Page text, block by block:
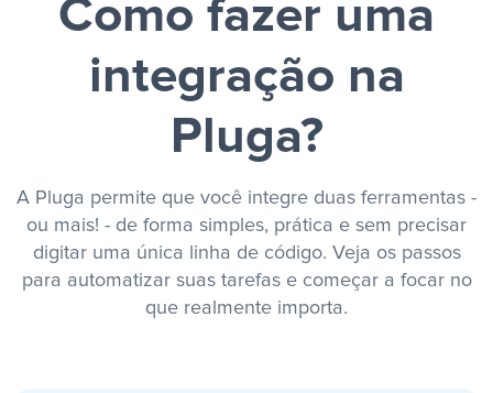
Como fazer uma
integração na
Pluga?
A Pluga permite que você integre duas ferramentas -
ou mais! - de forma simples, prática e sem precisar
digitar uma única linha de código. Veja os passos
para automatizar suas tarefas e começar a focar no
que realmente importa.